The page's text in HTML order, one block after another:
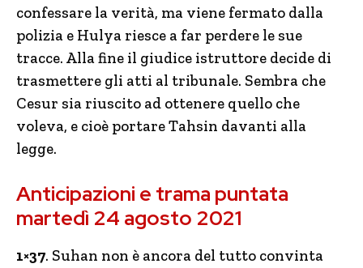
confessare la verità, ma viene fermato dalla
polizia e Hulya riesce a far perdere le sue
tracce. Alla fine il giudice istruttore decide di
trasmettere gli atti al tribunale. Sembra che
Cesur sia riuscito ad ottenere quello che
voleva, e cioè portare Tahsin davanti alla
legge.
Anticipazioni e trama puntata
martedì 24 agosto 2021
1×37. Suhan non è ancora del tutto convinta